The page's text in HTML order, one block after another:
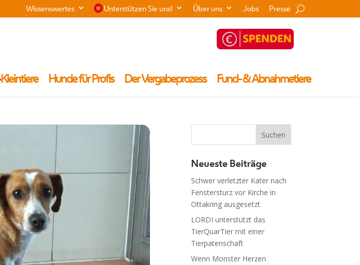
Wissenswertes Unterstützen Sie uns! Über uns Jobs Presse
Kleintiere Hunde für Profis Der Vergabeprozess Fund- & Abnahmetiere
Neueste Beiträge
Schwer verletzter Kater nach
Fenstersturz vor Kirche in
Ottakring ausgesetzt
LORDI unterstützt das
TierQuarTier mit einer
Tierpatenschaft
Wenn Monster Herzen